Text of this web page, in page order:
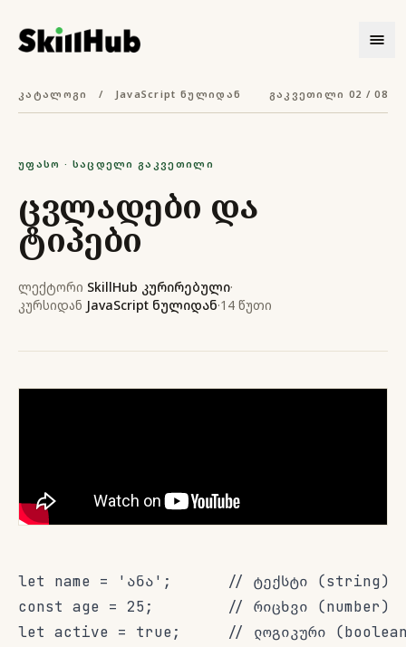
კატალოგი / JavaScript ნულიდან გაკვეთილი 02 / 08
უფასო · საცდელი გაკვეთილი
ცვლადები და
ტიპები
ლექტორი SkillHub კურირებული·
კურსიდან JavaScript ნულიდან·14 წუთი
let name = 'ანა';      // ტექსტი (string)
const age = 25;        // რიცხვი (number)
let active = true;     // ლოგიკური